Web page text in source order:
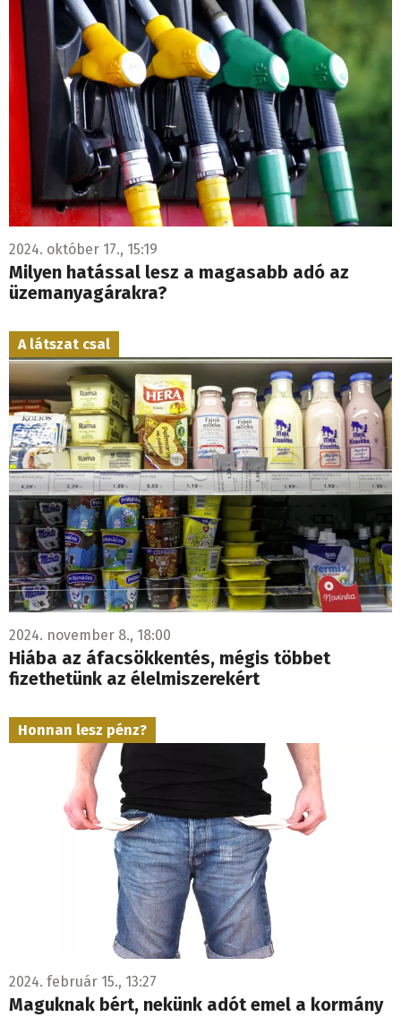
2024. október 17., 15:19
Milyen hatással lesz a magasabb adó az
üzemanyagárakra?
A látszat csal
2024. november 8., 18:00
Hiába az áfacsökkentés, mégis többet
fizethetünk az élelmiszerekért
Honnan lesz pénz?
2024. február 15., 13:27
Maguknak bért, nekünk adót emel a kormány